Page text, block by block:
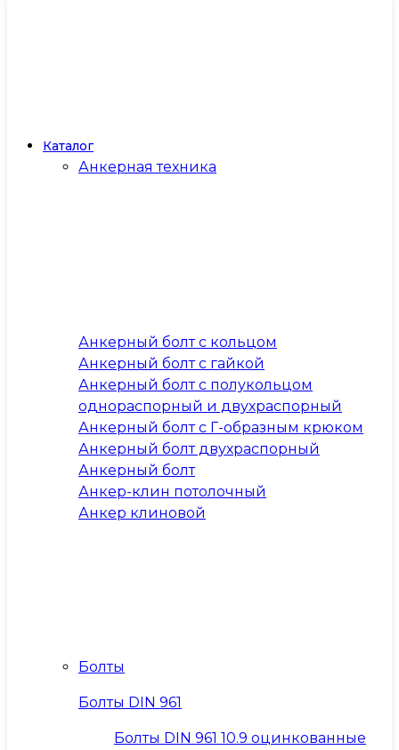
Каталог
Анкерная техника
Анкерный болт с кольцом
Анкерный болт с гайкой
Анкерный болт с полукольцом
однораспорный и двухраспорный
Анкерный болт с Г-образным крюком
Анкерный болт двухраспорный
Анкерный болт
Анкер-клин потолочный
Анкер клиновой
Болты
Болты DIN 961
Болты DIN 961 10.9 оцинкованные